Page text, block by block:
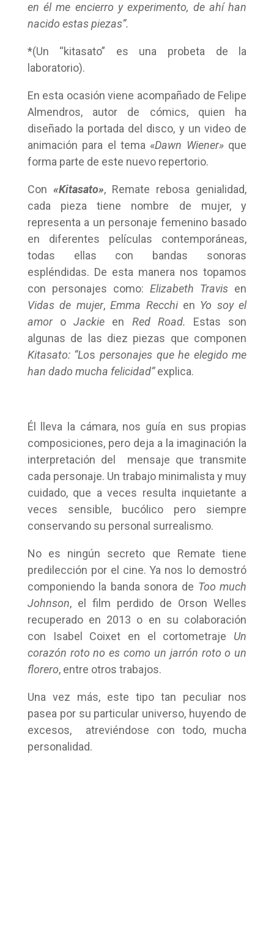
en él me encierro y experimento, de ahí han
nacido estas piezas”.
*(Un “kitasato” es una probeta de la
laboratorio).
En esta ocasión viene acompañado de Felipe
Almendros, autor de cómics, quien ha
diseñado la portada del disco, y un video de
animación para el tema «Dawn Wiener»que
forma parte de este nuevo repertorio.
Con «Kitasato», Remate rebosa genialidad,
cada pieza tiene nombre de mujer, y
representa a un personaje femenino basado
en diferentes películas contemporáneas,
todas ellas con bandas sonoras
espléndidas. De esta manera nos topamos
con personajes como:Elizabeth Travis en
Vidas de mujer,Emma Recchi en Yo soy el
amoroJackie en Red Road. Estas son
algunas de las diez piezas que componen
Kitasato: “Los personajes que he elegido me
han dado mucha felicidad”explica.
Él lleva la cámara, nos guía en sus propias
composiciones, pero deja a la imaginación la
interpretación del
mensaje que transmite
cada personaje. Un trabajo minimalista y muy
cuidado, que a veces resulta inquietante a
veces sensible, bucólico pero siempre
conservando su personal surrealismo.
No es ningún secreto que Remate tiene
predilección por el cine. Ya nos lo demostró
componiendo la banda sonora de Too much
Johnson, el film perdido de Orson Welles
recuperado en 2013 o en su colaboración
con Isabel Coixet en el cortometraje Un
corazón roto no es como un jarrón roto o un
florero, entre otros trabajos.
Una vez más, este tipo tan peculiar nos
pasea por su particular universo, huyendo de
excesos,
atreviéndose con todo, mucha
personalidad.